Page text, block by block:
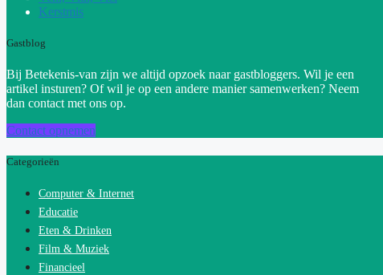
Kerstmis
Gastblog
Bij Betekenis-van zijn we altijd opzoek naar gastbloggers. Wil je een
artikel insturen? Of wil je op een andere manier samenwerken? Neem
dan contact met ons op.
Contact opnemen
Categorieën
Computer & Internet
Educatie
Eten & Drinken
Film & Muziek
Financieel